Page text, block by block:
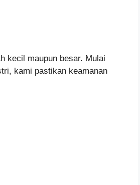
kecil maupun besar. Mulai
kami pastikan keamanan